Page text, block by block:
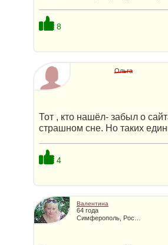
8
Ольга
Тот , кто нашёл- забыл о
страшном сне. Но таких
4
Валентина
64 года